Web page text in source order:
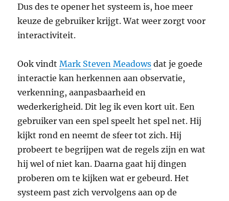
Dus des te opener het systeem is, hoe meer
keuze de gebruiker krijgt. Wat weer zorgt voor
interactiviteit.
Ook vindtMark Steven Meadows dat je goede
interactie kan herkennen aan observatie,
verkenning, aanpasbaarheid en
wederkerigheid. Dit leg ik even kort uit. Een
gebruiker van een spel speelt het spel net. Hij
kijkt rond en neemt de sfeer tot zich. Hij
probeert te begrijpen wat de regels zijn en wat
hij wel of niet kan. Daarna gaat hij dingen
proberen om te kijken wat er gebeurd. Het
systeem past zich vervolgens aan op de